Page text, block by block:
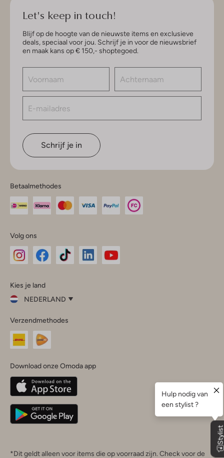
Let's keep in touch!
Blijf op de hoogte van de nieuwste items en exclusieve
deals, speciaal voor jou. Schrijf je in voor de nieuwsbrief
en maak kans op € 150,- shoptegoed.
Schrijf je in
Betaalmethodes
Volg ons
InstagramFacebook
Kies je land
NEDERLAND
je
land
Nederland
Belgique(Français)
Deutschland
Verzendmethodes
Download onze Omoda app
*Dit geldt alleen voor items die op voorraad zijn. Check voor de